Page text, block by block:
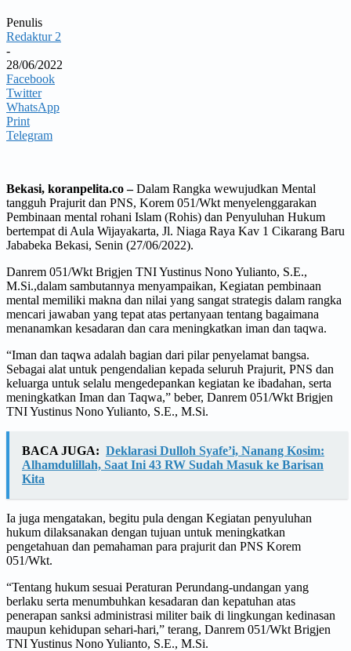
Penulis
Redaktur 2
-
28/06/2022
Facebook
Twitter
WhatsApp
Print
Telegram
Bekasi, koranpelita.co –Dalam Rangka wewujudkan Mental
tangguh Prajurit dan PNS, Korem 051/Wkt menyelenggarakan
Pembinaan mental rohani Islam (Rohis) dan Penyuluhan Hukum
bertempat di Aula Wijayakarta, Jl. Niaga Raya Kav 1 Cikarang Baru
Jababeka Bekasi, Senin (27/06/2022).
Danrem 051/Wkt Brigjen TNI Yustinus Nono Yulianto, S.E.,
M.Si.,dalam sambutannya menyampaikan, Kegiatan pembinaan
mental memiliki makna dan nilai yang sangat strategis dalam rangka
mencari jawaban yang tepat atas pertanyaan tentang bagaimana
menanamkan kesadaran dan cara meningkatkan iman dan taqwa.
“Iman dan taqwa adalah bagian dari pilar penyelamat bangsa.
Sebagai alat untuk pengendalian kepada seluruh Prajurit, PNS dan
keluarga untuk selalu mengedepankan kegiatan ke ibadahan, serta
meningkatkan Iman dan Taqwa,” beber, Danrem 051/Wkt Brigjen
TNI Yustinus Nono Yulianto, S.E., M.Si.
BACA JUGA: Deklarasi Dulloh Syafe’i, Nanang Kosim:
Alhamdulillah, Saat Ini 43 RW Sudah Masuk ke Barisan
Kita
Ia juga mengatakan, begitu pula dengan Kegiatan penyuluhan
hukum dilaksanakan dengan tujuan untuk meningkatkan
pengetahuan dan pemahaman para prajurit dan PNS Korem
051/Wkt.
“Tentang hukum sesuai Peraturan Perundang-undangan yang
berlaku serta menumbuhkan kesadaran dan kepatuhan atas
penerapan sanksi administrasi militer baik di lingkungan kedinasan
maupun kehidupan sehari-hari,” terang, Danrem 051/Wkt Brigjen
TNI Yustinus Nono Yulianto, S.E., M.Si.